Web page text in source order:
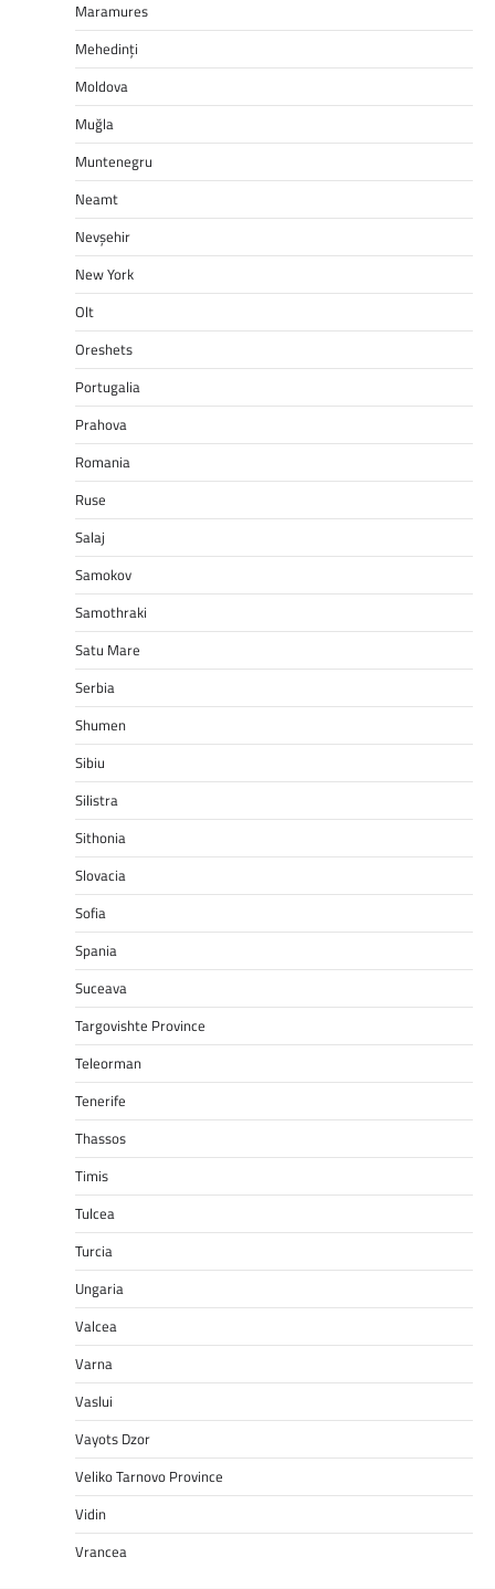
Maramures
Mehedinți
Moldova
Muğla
Muntenegru
Neamt
Nevşehir
New York
Olt
Oreshets
Portugalia
Prahova
Romania
Ruse
Salaj
Samokov
Samothraki
Satu Mare
Serbia
Shumen
Sibiu
Silistra
Sithonia
Slovacia
Sofia
Spania
Suceava
Targovishte Province
Teleorman
Tenerife
Thassos
Timis
Tulcea
Turcia
Ungaria
Valcea
Varna
Vaslui
Vayots Dzor
Veliko Tarnovo Province
Vidin
Vrancea